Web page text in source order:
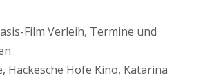
Film Verleih, Termine und
, Hackesche Höfe Kino, Katarina